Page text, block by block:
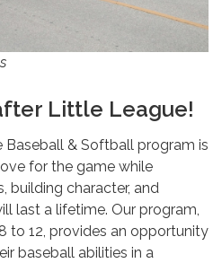
Little League!
& Softball program is
for the game while
building character, and
last a lifetime. Our program,
to 12, provides an opportunity
baseball abilities in a